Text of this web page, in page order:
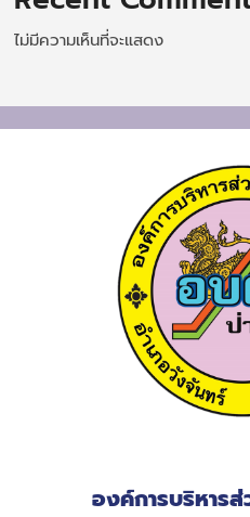
ไม่มีความเห็นที่จะแสดง
องค์การบริหาร